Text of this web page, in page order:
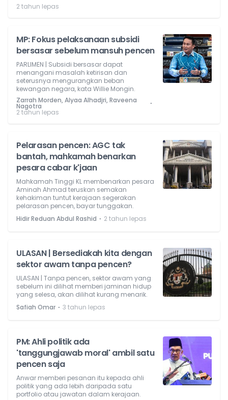
2 tahun lepas
MP: Fokus pelaksanaan subsidi
bersasar sebelum mansuh pencen
PARLIMEN | Subsidi bersasar dapat
menangani masalah ketirisan dan
seterusnya mengurangkan beban
kewangan negara, kata Willie Mongin.
Zarrah Morden, Alyaa Alhadjri, Raveena
Nagotra ⋅
2 tahun lepas
Pelarasan pencen: AGC tak
bantah, mahkamah benarkan
pesara cabar k'jaan
Mahkamah Tinggi KL membenarkan pesara
Aminah Ahmad teruskan semakan
kehakiman tuntut kerajaan segerakan
pelarasan pencen, bayar tunggakan.
Hidir Reduan Abdul Rashid ⋅ 2 tahun lepas
ULASAN | Bersediakah kita dengan
sektor awam tanpa pencen?
ULASAN | Tanpa pencen, sektor awam yang
sebelum ini dilihat memberi jaminan hidup
yang selesa, akan dilihat kurang menarik.
Safiah Omar ⋅ 3 tahun lepas
PM: Ahli politik ada
'tanggungjawab moral' ambil satu
pencen saja
Anwar memberi pesanan itu kepada ahli
politik yang ada lebih daripada satu
portfolio atau jawatan dalam kerajaan.